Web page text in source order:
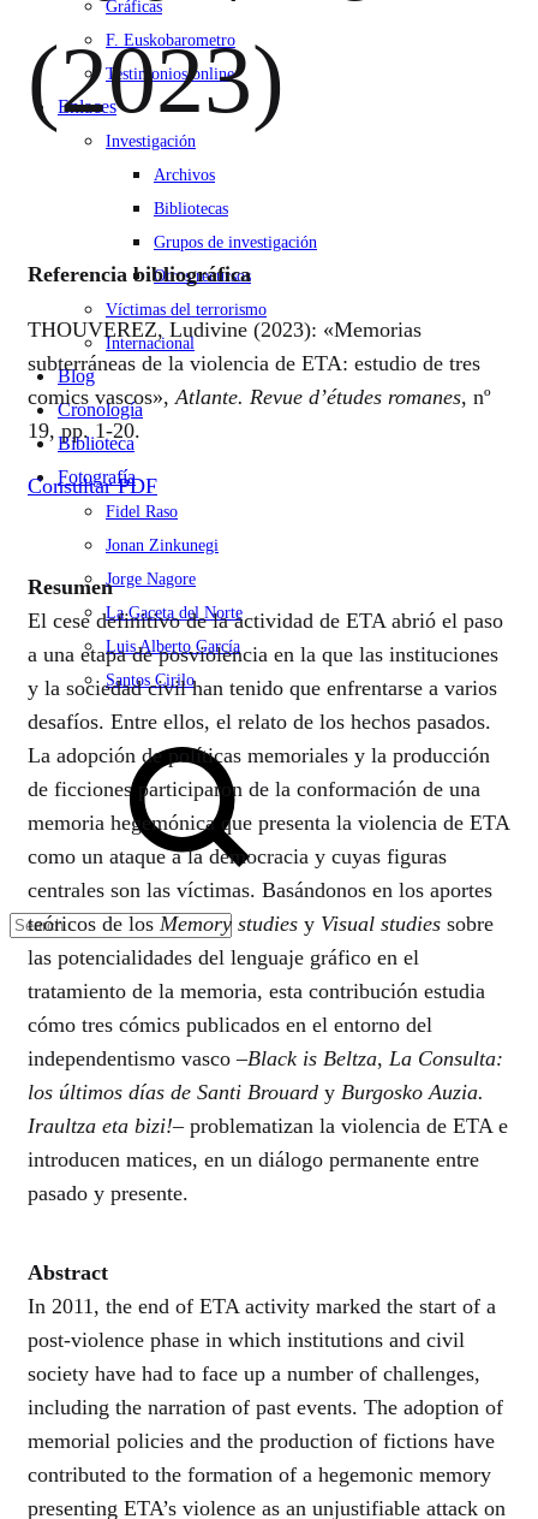
Gráficas
F. Euskobarometro
Testimonios online
Enlaces
Investigación
Archivos
Bibliotecas
Grupos de investigación
Otros recursos
Víctimas del terrorismo
Internacional
Blog
Cronología
Biblioteca
Fotografía
Fidel Raso
Jonan Zinkunegi
Jorge Nagore
La Gaceta del Norte
Luis Alberto García
Santos Cirilo
Search
(2023)
Referencia bibliográfica
THOUVEREZ, Ludivine (2023): «Memorias
subterráneas de la violencia de ETA: estudio de tres
comics vascos»,Atlante. Revue d’études romanes, nº
19, pp. 1-20.
Consultar PDF
Resumen
El cese definitivo de la actividad de ETA abrió el paso
a una etapa de posviolencia en la que las instituciones
y la sociedad civil han tenido que enfrentarse a varios
desafíos. Entre ellos, el relato de los hechos pasados.
La adopción de políticas memoriales y la producción
de ficciones participaron de la conformación de una
memoria hegemónica que presenta la violencia de ETA
como un ataque a la democracia y cuyas figuras
centrales son las víctimas. Basándonos en los aportes
teóricos de los Memory studies y Visual studies sobre
las potencialidades del lenguaje gráfico en el
tratamiento de la memoria, esta contribución estudia
cómo tres cómics publicados en el entorno del
independentismo vasco –Black is Beltza, La Consulta:
los últimos días de Santi Brouard y Burgosko Auzia.
Iraultza eta bizi!– problematizan la violencia de ETA e
introducen matices, en un diálogo permanente entre
pasado y presente.
Abstract
In 2011, the end of ETA activity marked the start of a
post-violence phase in which institutions and civil
society have had to face up a number of challenges,
including the narration of past events. The adoption of
memorial policies and the production of fictions have
contributed to the formation of a hegemonic memory
presenting ETA’s violence as an unjustifiable attack on